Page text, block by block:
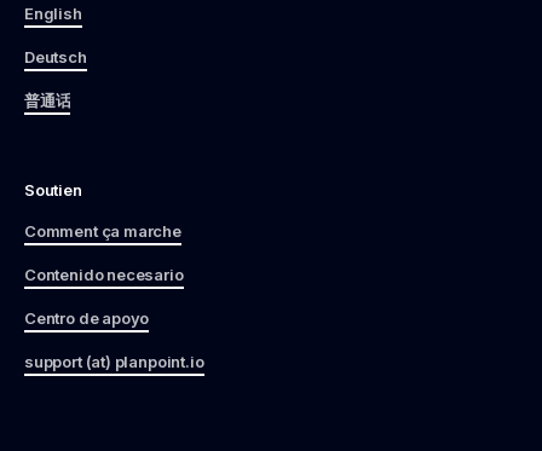
English
Deutsch
普通话
Soutien
Comment ça marche
Contenido necesario
Centro de apoyo
support (at) planpoint.io